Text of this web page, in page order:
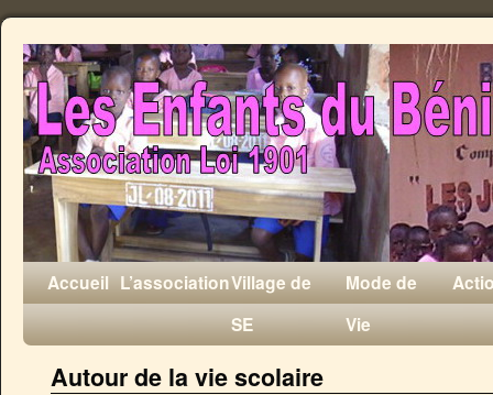
Accueil L’associationVillage de
SE
Mode de
Vie
Autour de la vie scolaire